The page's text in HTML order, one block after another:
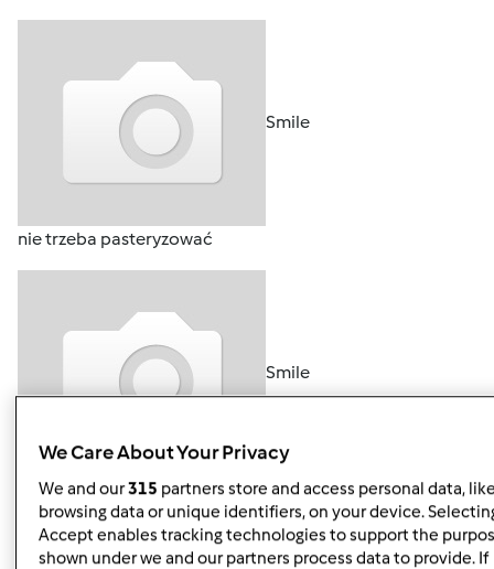
Smile
nie trzeba pasteryzować
Smile
sos jest super smacznym dodatkiem do mięs, wędlin, sera
żółtego, jako dodatek smakowy do sosów mięsnych i
warzywnych.
We Care About Your Privacy
We and our315 partners store and access personal data,
browsing data or unique identifiers, on your device.
Accept enables tracking technologies to support the
shown under we and our partners process data to provide. If